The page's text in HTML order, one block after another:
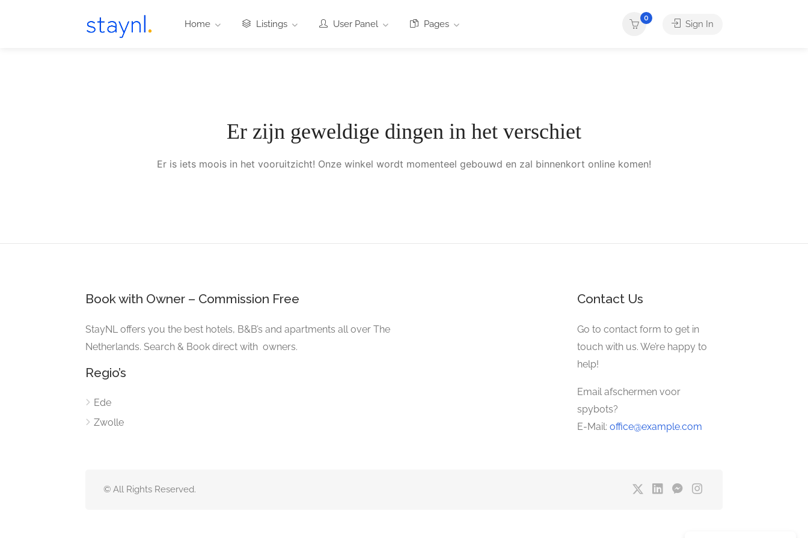
Home Listings User Panel Pages
0
Sign In
Er zijn geweldige dingen in het verschiet
Er is iets moois in het vooruitzicht! Onze winkel wordt momenteel gebouwd en zal binnenkort online komen!
Book with Owner – Commission Free
StayNL offers you the best hotels, B&B’s and apartments all over The
Netherlands. Search & Book direct with owners.
Regio’s
Ede
Zwolle
Contact Us
Go to contact form to get in
touch with us. We’re happy to
help!
Email afschermen voor
spybots?
E-Mail: office@example.com
© All Rights Reserved.